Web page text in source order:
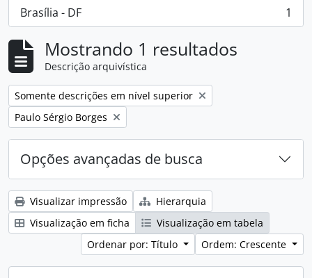
Brasília - DF
, 1 resultados 1
Mostrando 1 resultados
Descrição arquivística
Remover filtro:
Somente descrições em nível superior
Remover filtro:
Paulo Sérgio Borges
Opções avançadas de busca
Visualizar impressão
Hierarquia
Visualização em ficha
Visualização em tabela
Ordenar por: Título
Ordem: Crescente